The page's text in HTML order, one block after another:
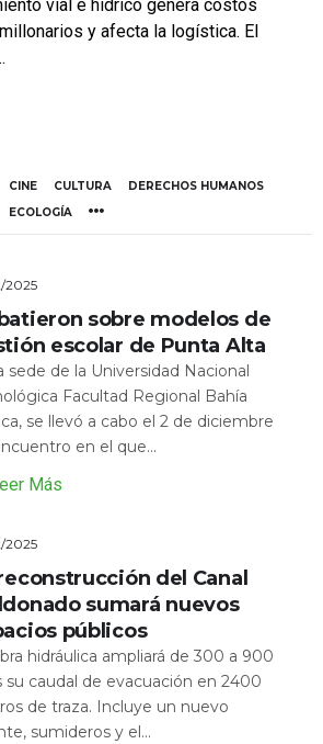
vial e hídrico genera costos
y afecta la logística. El
CINE CULTURA
DERECHOS HUMANOS
ECOLOGÍA
2025
sobre modelos de
escolar de Punta Alta
sede de la Universidad Nacional
Facultad Regional Bahía
se llevó a cabo el 2 de diciembre
en el que...
Más
2025
del Canal
sumará nuevos
públicos
hidráulica ampliará de 300 a 900
su caudal de evacuación en 2400
de traza. Incluye un nuevo
sumideros y el...